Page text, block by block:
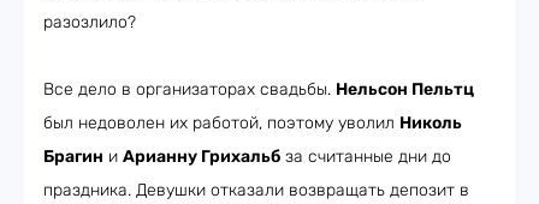
разозлило?
Все дело в организаторах свадьбы. Нельсон Пельтц
был недоволен их работой, поэтому уволил Николь
Брагин и Арианну Грихальб за считанные дни до
праздника. Девушки отказали возвращать депозит в